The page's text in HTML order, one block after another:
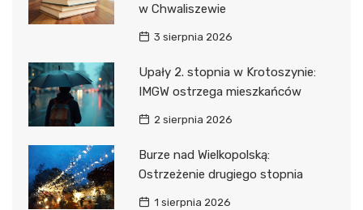
w Chwaliszewie
3 sierpnia 2026
Upały 2. stopnia w Krotoszynie:
IMGW ostrzega mieszkańców
2 sierpnia 2026
Burze nad Wielkopolską:
Ostrzeżenie drugiego stopnia
1 sierpnia 2026